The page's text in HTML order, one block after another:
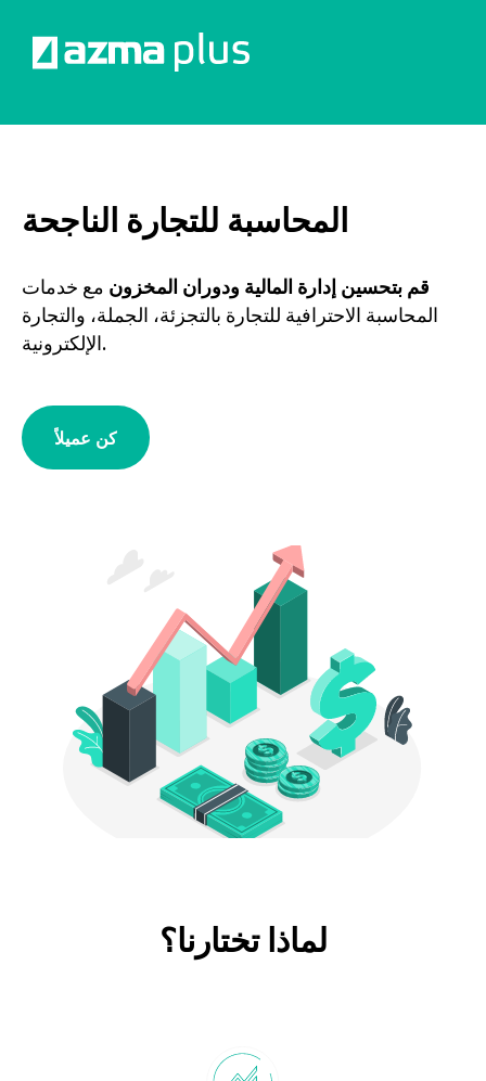
المحاسبة للتجارة الناجحة
قم بتحسين إدارة المالية ودوران المخزون مع خدمات
المحاسبة الاحترافية للتجارة بالتجزئة، الجملة، والتجارة
الإلكترونية.
كن عميلاً
لماذا تختارنا؟